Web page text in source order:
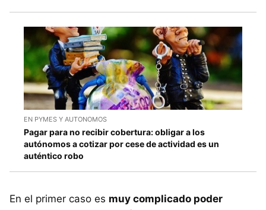
EN PYMES Y AUTONOMOS
Pagar para no recibir cobertura: obligar a los
autónomos a cotizar por cese de actividad es un
auténtico robo
En el primer caso es muy complicado poder